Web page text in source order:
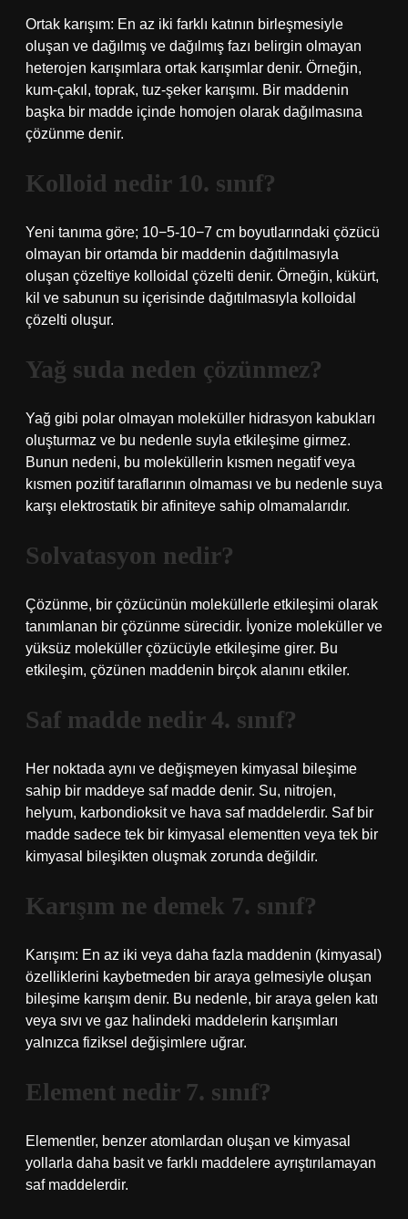
Ortak karışım: En az iki farklı katının birleşmesiyle
oluşan ve dağılmış ve dağılmış fazı belirgin olmayan
heterojen karışımlara ortak karışımlar denir. Örneğin,
kum-çakıl, toprak, tuz-şeker karışımı. Bir maddenin
başka bir madde içinde homojen olarak dağılmasına
çözünme denir.
Kolloid nedir 10. sınıf?
Yeni tanıma göre; 10−5-10−7 cm boyutlarındaki çözücü
olmayan bir ortamda bir maddenin dağıtılmasıyla
oluşan çözeltiye kolloidal çözelti denir. Örneğin, kükürt,
kil ve sabunun su içerisinde dağıtılmasıyla kolloidal
çözelti oluşur.
Yağ suda neden çözünmez?
Yağ gibi polar olmayan moleküller hidrasyon kabukları
oluşturmaz ve bu nedenle suyla etkileşime girmez.
Bunun nedeni, bu moleküllerin kısmen negatif veya
kısmen pozitif taraflarının olmaması ve bu nedenle suya
karşı elektrostatik bir afiniteye sahip olmamalarıdır.
Solvatasyon nedir?
Çözünme, bir çözücünün moleküllerle etkileşimi olarak
tanımlanan bir çözünme sürecidir. İyonize moleküller ve
yüksüz moleküller çözücüyle etkileşime girer. Bu
etkileşim, çözünen maddenin birçok alanını etkiler.
Saf madde nedir 4. sınıf?
Her noktada aynı ve değişmeyen kimyasal bileşime
sahip bir maddeye saf madde denir. Su, nitrojen,
helyum, karbondioksit ve hava saf maddelerdir. Saf bir
madde sadece tek bir kimyasal elementten veya tek bir
kimyasal bileşikten oluşmak zorunda değildir.
Karışım ne demek 7. sınıf?
Karışım: En az iki veya daha fazla maddenin (kimyasal)
özelliklerini kaybetmeden bir araya gelmesiyle oluşan
bileşime karışım denir. Bu nedenle, bir araya gelen katı
veya sıvı ve gaz halindeki maddelerin karışımları
yalnızca fiziksel değişimlere uğrar.
Element nedir 7. sınıf?
Elementler, benzer atomlardan oluşan ve kimyasal
yollarla daha basit ve farklı maddelere ayrıştırılamayan
saf maddelerdir.